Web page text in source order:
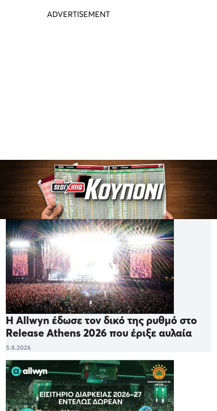
Η Allwyn έδωσε τον δικό της ρυθμό στο
Release Athens 2026 που έριξε αυλαία
5.8.2026